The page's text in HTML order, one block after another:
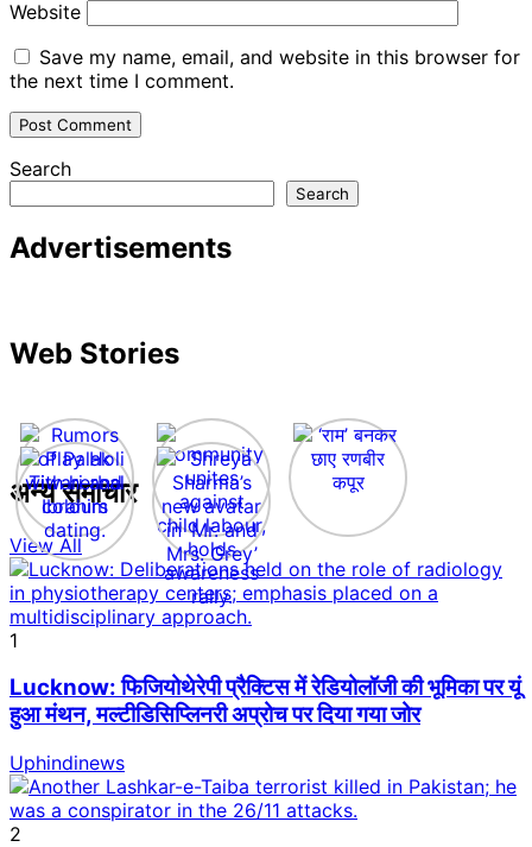
Website
Save my name, email, and website in this browser for
the next time I comment.
Search
Search
Advertisements
Web Stories
अन्य समाचार
View All
1
Lucknow: फिजियोथेरेपी प्रैक्टिस में रेडियोलॉजी की भूमिका पर यूं
हुआ मंथन, मल्टीडिसिप्लिनरी अप्रोच पर दिया गया जोर
Uphindinews
2